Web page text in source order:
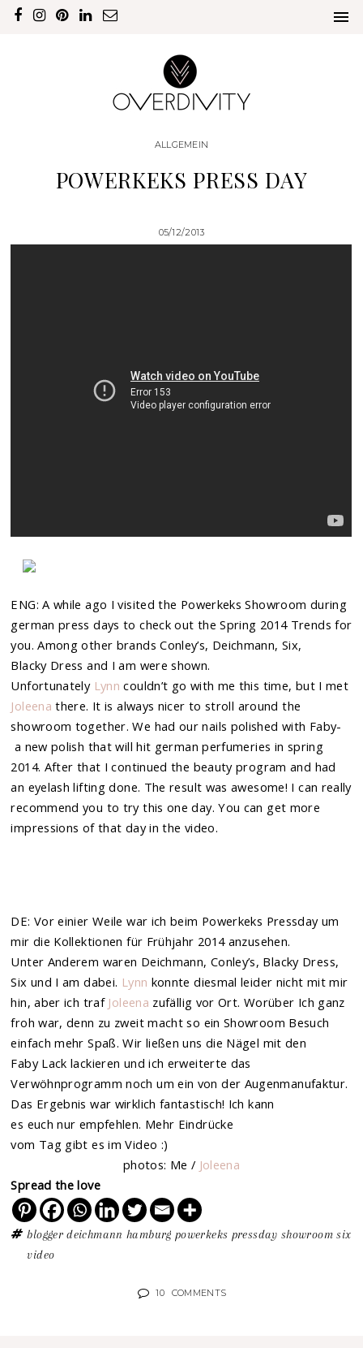
ALLGEMEIN
POWERKEKS PRESS DAY
05/12/2013
ENG: A while ago I visited the Powerkeks Showroom during
german press days to check out the Spring 2014 Trends for
you. Among other brands Conley’s, Deichmann, Six,
Blacky Dress and I am were shown.
Unfortunately Lynn couldn’t go with me this time, but I met
Joleena there. It is always nicer to stroll around the
showroom together. We had our nails polished with Faby-
a new polish that will hit german perfumeries in spring
2014. After that I continued the beauty program and had
an eyelash lifting done. The result was awesome! I can really
recommend you to try this one day. You can get more
impressions of that day in the video.
DE: Vor einier Weile war ich beim Powerkeks Pressday um
mir die Kollektionen für Frühjahr 2014 anzusehen.
Unter Anderem waren Deichmann, Conley’s, Blacky Dress,
Six und I am dabei. Lynn konnte diesmal leider nicht mit mir
hin, aber ich traf Joleena zufällig vor Ort. Worüber Ich ganz
froh war, denn zu zweit macht so ein Showroom Besuch
einfach mehr Spaß. Wir ließen uns die Nägel mit den
Faby Lack lackieren und ich erweiterte das
Verwöhnprogramm noch um ein von der Augenmanufaktur.
Das Ergebnis war wirklich fantastisch! Ich kann
es euch nur empfehlen. Mehr Eindrücke
vom Tag gibt es im Video :)
photos: Me / Joleena
Spread the love
blogger deichmann hamburg powerkeks pressday showroom six
video
10 COMMENTS